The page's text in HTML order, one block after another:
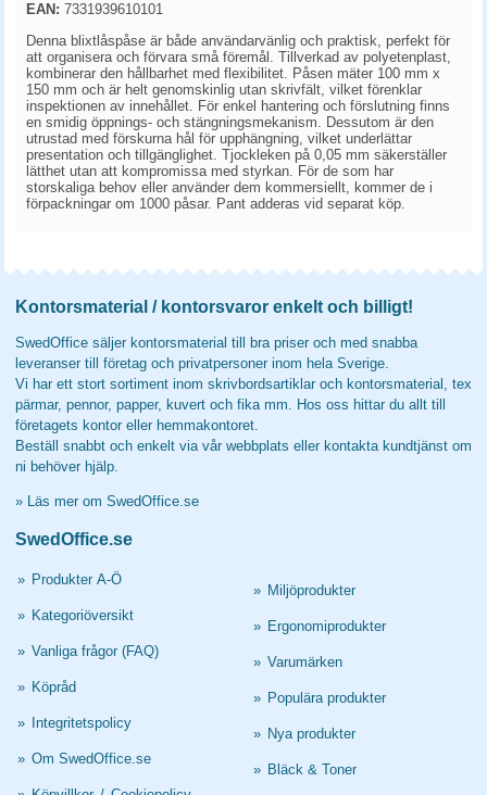
EAN: 7331939610101
Denna blixtlåspåse är både användarvänlig och praktisk, perfekt för
att organisera och förvara små föremål. Tillverkad av polyetenplast,
kombinerar den hållbarhet med flexibilitet. Påsen mäter 100 mm x
150 mm och är helt genomskinlig utan skrivfält, vilket förenklar
inspektionen av innehållet. För enkel hantering och förslutning finns
en smidig öppnings- och stängningsmekanism. Dessutom är den
utrustad med förskurna hål för upphängning, vilket underlättar
presentation och tillgänglighet. Tjockleken på 0,05 mm säkerställer
lätthet utan att kompromissa med styrkan. För de som har
storskaliga behov eller använder dem kommersiellt, kommer de i
förpackningar om 1000 påsar. Pant adderas vid separat köp.
Kontorsmaterial / kontorsvaror enkelt och billigt!
SwedOffice säljer kontorsmaterial till bra priser och med snabba
leveranser till företag och privatpersoner inom hela Sverige.
Vi har ett stort sortiment inom skrivbordsartiklar och kontorsmaterial, tex
pärmar, pennor, papper, kuvert och fika mm. Hos oss hittar du allt till
företagets kontor eller hemmakontoret.
Beställ snabbt och enkelt via vår webbplats eller kontakta kundtjänst om
ni behöver hjälp.
» Läs mer om SwedOffice.se
SwedOffice.se
» Produkter A-Ö
» Kategoriöversikt
» Vanliga frågor (FAQ)
» Köpråd
» Integritetspolicy
» Om SwedOffice.se
» Miljöprodukter
» Ergonomiprodukter
» Varumärken
» Populära produkter
» Nya produkter
» Bläck & Toner